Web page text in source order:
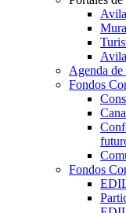
Agenda de
Fondos
Fondos